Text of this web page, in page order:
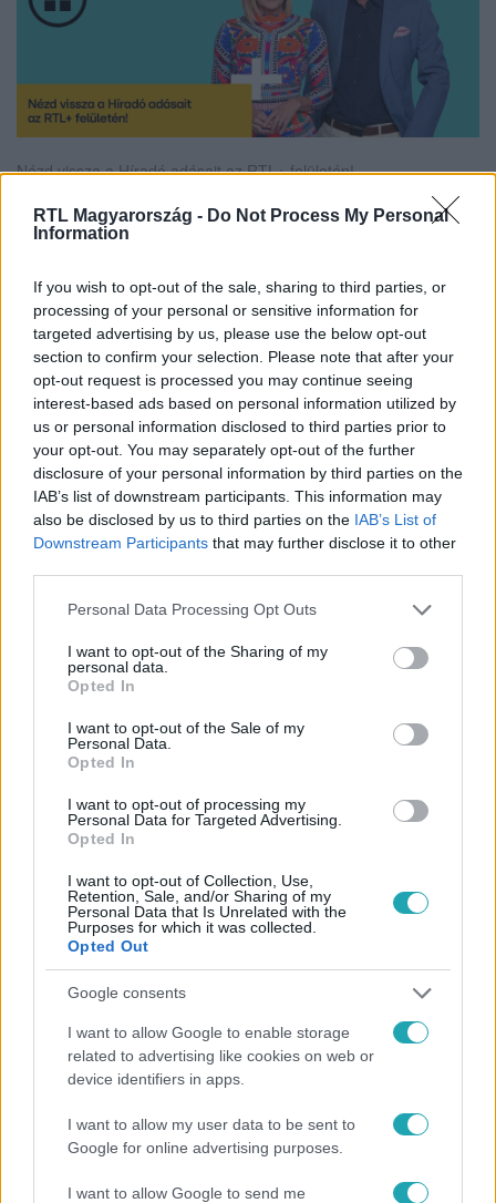
RTL Magyarország - Do Not Process My Personal
Information
If you wish to opt-out of the sale, sharing to third parties, or
processing of your personal or sensitive information for
targeted advertising by us, please use the below opt-out
section to confirm your selection. Please note that after your
opt-out request is processed you may continue seeing
interest-based ads based on personal information utilized by
us or personal information disclosed to third parties prior to
your opt-out. You may separately opt-out of the further
disclosure of your personal information by third parties on the
IAB’s list of downstream participants. This information may
also be disclosed by us to third parties on the IAB’s List of
Downstream Participants that may further disclose it to other
Please note that this website/app uses one or more Google
not limited to your visit or usage behaviour. You may click to
grant or deny consent to Google and its third-party tags to
use your data for below specified purposes in below Google
consent section.
Personal Data Processing Opt Outs
I want to opt-out of the Sharing of my
personal data.
Opted In
I want to opt-out of the Sale of my
Personal Data.
Opted In
I want to opt-out of processing my
Personal Data for Targeted Advertising.
Opted In
I want to opt-out of Collection, Use,
Retention, Sale, and/or Sharing of my
Personal Data that Is Unrelated with the
Purposes for which it was collected.
Opted Out
Google consents
I want to allow Google to enable storage
related to advertising like cookies on web or
device identifiers in apps.
I want to allow my user data to be sent to
Google for online advertising purposes.
I want to allow Google to send me
Nézd vissza a Híradó adásait az RTL+ felületén!
legyen a Google-találatokban!
Kövess minket, és értesülj a friss hírekről a
Facebookon is!
Követem
HÍRADÓ #VIDEÓ #ADÁSRÉSZLETEK
HEER ORSOLYA
RÁBAI BALÁZS #RTL HÍRADÓ
Népszerű